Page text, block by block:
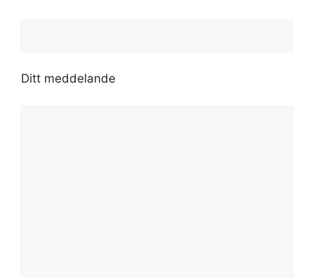
Ditt meddelande